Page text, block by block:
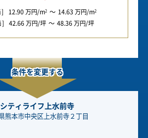
12.90 万円/m2 14.63 万円/m2
42.66 万円/坪 48.36 万円/坪
条件を変更する
シティライフ上水前寺
熊本市中央区上水前寺２丁目